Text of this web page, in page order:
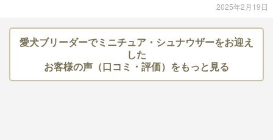
2025年2月19日
愛犬ブリーダーでミニチュア・シュナウザーをお迎え
した
お客様の声（口コミ・評価）をもっと見る